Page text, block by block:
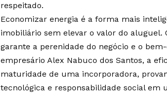
respeitado.
Economizar energia é a forma mais
imobiliário sem elevar o valor do
garante a perenidade do negócio e o
empresário Alex Nabuco dos Santos, a
maturidade de uma incorporadora,
tecnológica e responsabilidade social